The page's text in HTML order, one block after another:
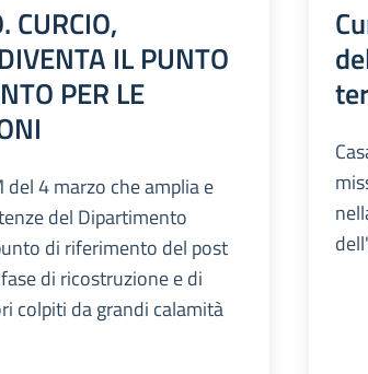
CURCIO,
IL PUNTO
PER LE
del 4 marzo che amplia e
del Dipartimento
di riferimento del post
di ricostruzione e di
colpiti da grandi calamità